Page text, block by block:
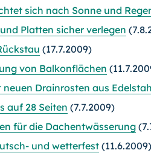
sich nach Sonne und
Platten sicher verlegen
(17.7.2009)
von Balkonflächen
Drainrosten aus
auf 28 Seiten (7.7.2009)
für die Dachentwässerung
und wetterfest (11.6.2009)